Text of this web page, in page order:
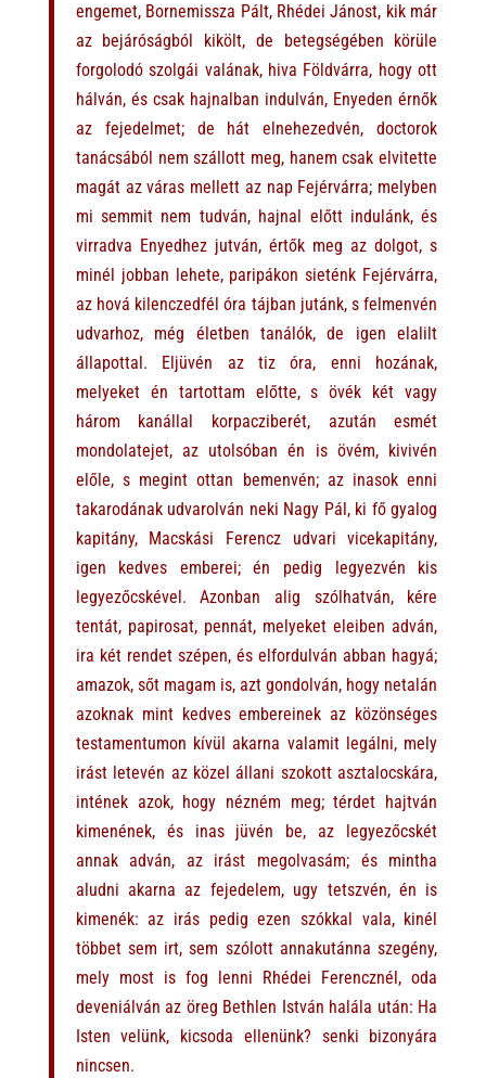
engemet, Bornemissza Pált, Rhédei Jánost, kik már
az bejáróságból kikölt, de betegségében körüle
forgolodó szolgái valának, hiva Földvárra, hogy ott
hálván, és csak hajnalban indulván, Enyeden érnők
az fejedelmet; de hát elnehezedvén, doctorok
tanácsából nem szállott meg, hanem csak elvitette
magát az váras mellett az nap Fejérvárra; melyben
mi semmit nem tudván, hajnal előtt indulánk, és
virradva Enyedhez jutván, értők meg az dolgot, s
minél jobban lehete, paripákon sieténk Fejérvárra,
az hová kilenczedfél óra tájban jutánk, s felmenvén
udvarhoz, még életben tanálók, de igen elalilt
állapottal. Eljüvén az tiz óra, enni hozának,
melyeket én tartottam előtte, s övék két vagy
három kanállal korpacziberét, azután esmét
mondolatejet, az utolsóban én is övém, kivivén
előle, s megint ottan bemenvén; az inasok enni
takarodának udvarolván neki Nagy Pál, ki fő gyalog
kapitány, Macskási Ferencz udvari vicekapitány,
igen kedves emberei; én pedig legyezvén kis
legyezőcskével. Azonban alig szólhatván, kére
tentát, papirosat, pennát, melyeket eleiben adván,
ira két rendet szépen, és elfordulván abban hagyá;
amazok, sőt magam is, azt gondolván, hogy netalán
azoknak mint kedves embereinek az közönséges
testamentumon kívül akarna valamit legálni, mely
irást letevén az közel állani szokott asztalocskára,
intének azok, hogy nézném meg; térdet hajtván
kimenének, és inas jüvén be, az legyezőcskét
annak adván, az irást megolvasám; és mintha
aludni akarna az fejedelem, ugy tetszvén, én is
kimenék: az irás pedig ezen szókkal vala, kinél
többet sem irt, sem szólott annakutánna szegény,
mely most is fog lenni Rhédei Ferencznél, oda
deveniálván az öreg Bethlen István halála után: Ha
Isten velünk, kicsoda ellenünk? senki bizonyára
nincsen.